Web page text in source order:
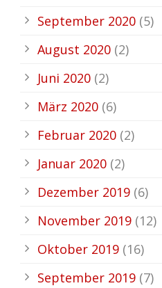
September 2020 (5)
August 2020 (2)
Juni 2020 (2)
März 2020 (6)
Februar 2020 (2)
Januar 2020 (2)
Dezember 2019 (6)
November 2019 (12)
Oktober 2019 (16)
September 2019 (7)